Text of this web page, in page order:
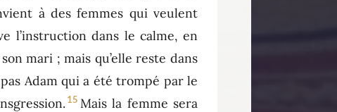
à des femmes qui veulent
l’instruction dans le calme, en
mari ; mais qu’elle reste dans
pas Adam qui a été trompé par le
15 Mais la femme sera